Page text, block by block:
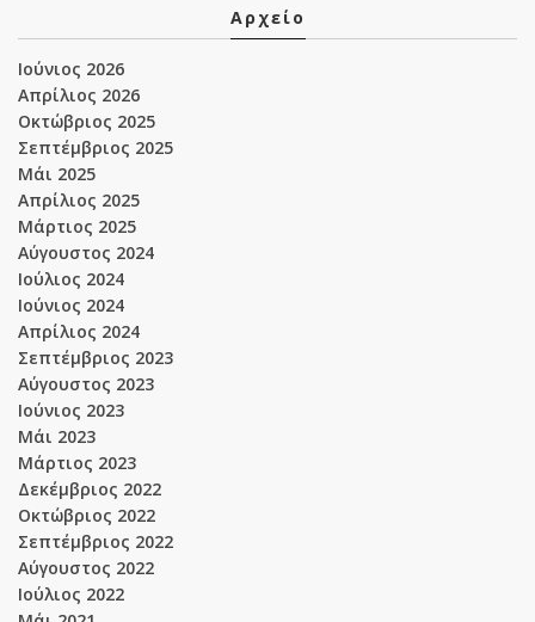
Αρχείο
Ιούνιος 2026
Απρίλιος 2026
Οκτώβριος 2025
Σεπτέμβριος 2025
Μάι 2025
Απρίλιος 2025
Μάρτιος 2025
Αύγουστος 2024
Ιούλιος 2024
Ιούνιος 2024
Απρίλιος 2024
Σεπτέμβριος 2023
Αύγουστος 2023
Ιούνιος 2023
Μάι 2023
Μάρτιος 2023
Δεκέμβριος 2022
Οκτώβριος 2022
Σεπτέμβριος 2022
Αύγουστος 2022
Ιούλιος 2022